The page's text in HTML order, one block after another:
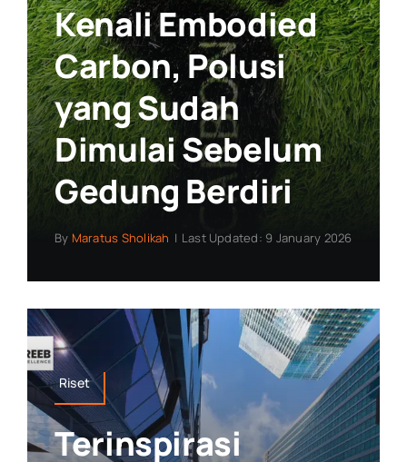
Kenali Embodied
Carbon, Polusi
yang Sudah
Dimulai Sebelum
Gedung Berdiri
By Maratus Sholikah | Last Updated: 9 January 2026
Riset
Terinspirasi